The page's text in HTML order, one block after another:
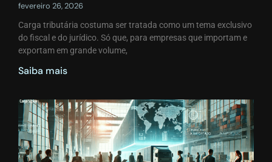
fevereiro 26, 2026
Carga tributária costuma ser tratada como um tema exclusivo
do fiscal e do jurídico. Só que, para empresas que importam e
exportam em grande volume,
Saiba mais